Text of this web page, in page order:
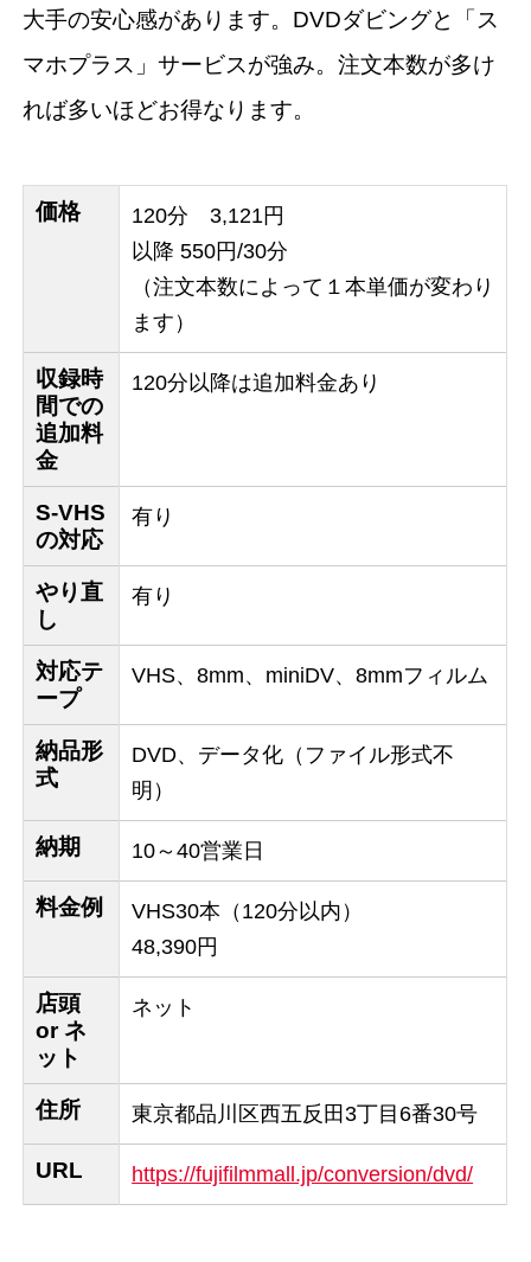
大手の安心感があります。DVDダビングと「ス
マホプラス」サービスが強み。注文本数が多け
れば多いほどお得なります。
価格
120分 3,121円
以降 550円/30分
（注文本数によって１本単価が変わり
ます）
収録時
間での
追加料
金
120分以降は追加料金あり
S-VHS
の対応
有り
やり直
し
有り
対応テ
ープ
VHS、8mm、miniDV、8mmフィルム
納品形
式
DVD、データ化（ファイル形式不
明）
納期 10～40営業日
料金例
VHS30本（120分以内）
48,390円
店頭
or ネ
ット
ネット
住所 東京都品川区西五反田3丁目6番30号
URL https://fujifilmmall.jp/conversion/dvd/